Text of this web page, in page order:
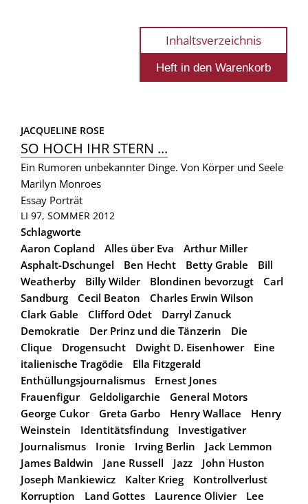
Inhaltsverzeichnis
JACQUELINE ROSE
SO HOCH IHR STERN ...
Ein Rumoren unbekannter Dinge. Von Körper und Seele
Marilyn Monroes
Essay Porträt
LI 97, SOMMER 2012
Schlagworte
Aaron Copland
Alles über Eva
Arthur Miller
Asphalt-Dschungel
Ben Hecht Betty Grable
Bill
Weatherby
Billy Wilder Blondinen bevorzugt
Carl
Sandburg
Cecil Beaton
Charles Erwin Wilson
Clark Gable
Clifford Odet
Darryl Zanuck
Demokratie
Der Prinz und die Tänzerin
Die
Clique
Drogensucht Dwight D. Eisenhower
Eine
italienische Tragödie
Ella Fitzgerald
Enthüllungsjournalismus
Ernest Jones
Frauenfigur
Geldoligarchie
General Motors
George Cukor
Greta Garbo Henry Wallace
Henry
Weinstein
Identitätsfindung
Investigativer
Journalismus
Ironie Irving Berlin
Jack Lemmon
James Baldwin
Jane Russell Jazz
John Huston
Joseph Mankiewicz
Kalter Krieg
Kontrollverlust
Korruption
Land Gottes Laurence Olivier
Lee